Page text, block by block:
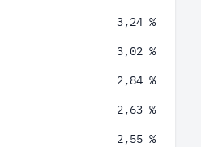
3,24 %
3,02 %
2,84 %
2,63 %
2,55 %